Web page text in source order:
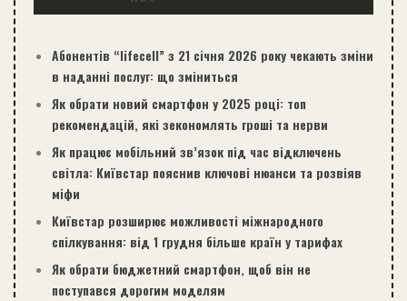
Абонентів “lifecell” з 21 січня 2026 року чекають зміни
в наданні послуг: що зміниться
Як обрати новий смартфон у 2025 році: топ
рекомендацій, які зекономлять гроші та нерви
Як працює мобільний зв’язок під час відключень
світла: Київстар пояснив ключові нюанси та розвіяв
міфи
Київстар розширює можливості міжнародного
спілкування: від 1 грудня більше країн у тарифах
Як обрати бюджетний смартфон, щоб він не
поступався дорогим моделям